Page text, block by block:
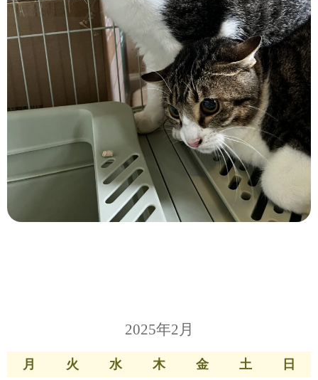
2025年2月
月 火 水 木 金 土 日